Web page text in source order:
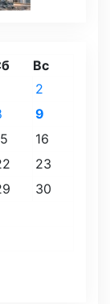
Вс
2
9
16
23
30